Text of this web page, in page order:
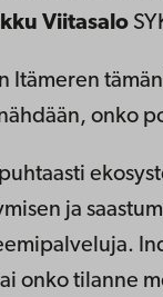
Viitasalo
Itämeren
onko
ja
onko tilanne